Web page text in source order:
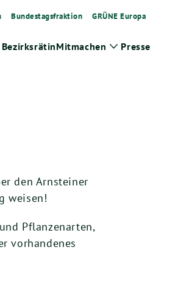
Bundestagsfraktion GRÜNE Europa
BezirksrätinMitmachen
Zeige
Presse
den Arnsteiner
weisen!
Pflanzenarten,
vorhandenes